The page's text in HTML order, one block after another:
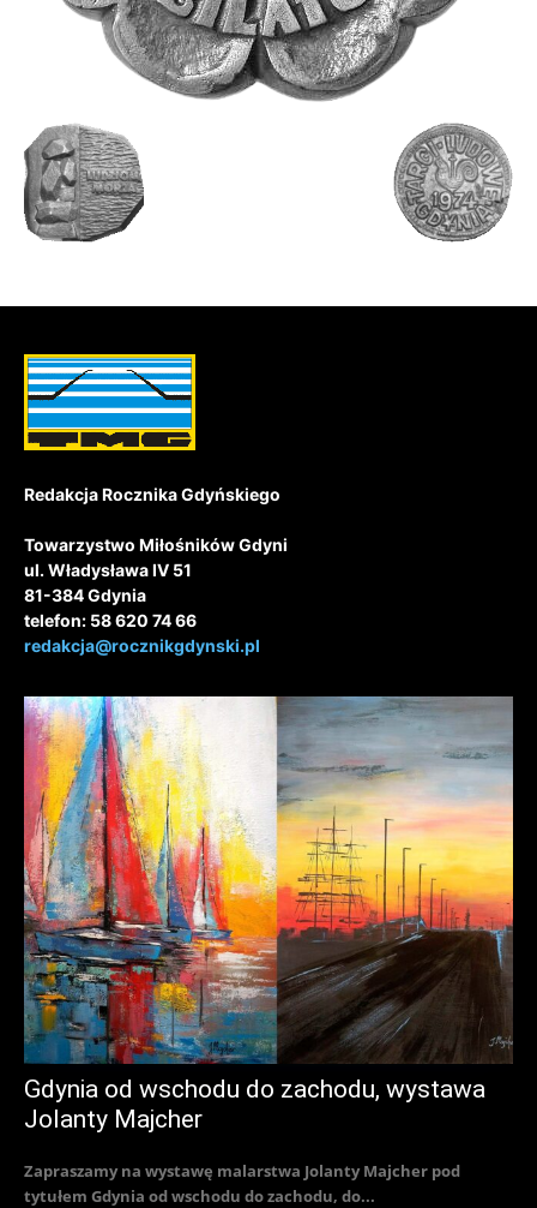
Redakcja Rocznika Gdyńskiego
Towarzystwo Miłośników Gdyni
ul. Władysława IV 51
81-384 Gdynia
telefon: 58 620 74 66
redakcja@rocznikgdynski.pl
Gdynia od wschodu do zachodu, wystawa
Jolanty Majcher
Zapraszamy na wystawę malarstwa Jolanty Majcher pod
tytułem Gdynia od wschodu do zachodu, do...